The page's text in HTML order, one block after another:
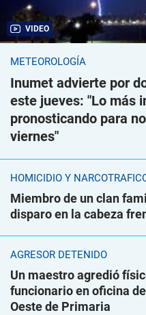
VIDEO
METEOROLOGÍA
Inumet advierte por
este jueves: "Lo más
pronosticando para
viernes"
HOMICIDIO Y
Miembro de un clan
disparo en la cabeza
AGRESOR DETENIDO
Un maestro agredió
funcionario en oficina
Oeste de Primaria